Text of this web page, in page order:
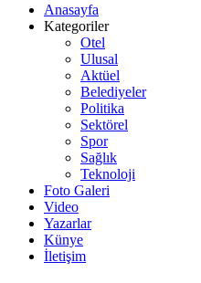
Anasayfa
Kategoriler
Otel
Ulusal
Aktüel
Belediyeler
Politika
Sektörel
Spor
Sağlık
Teknoloji
Foto Galeri
Video
Yazarlar
Künye
İletişim